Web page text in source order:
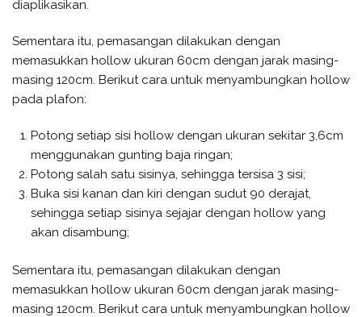
diaplikasikan.
Sementara itu, pemasangan dilakukan dengan
memasukkan hollow ukuran 60cm dengan jarak masing-
masing 120cm. Berikut cara untuk menyambungkan hollow
pada plafon:
Potong setiap sisi hollow dengan ukuran sekitar 3,6cm
menggunakan gunting baja ringan;
Potong salah satu sisinya, sehingga tersisa 3 sisi;
Buka sisi kanan dan kiri dengan sudut 90 derajat,
sehingga setiap sisinya sejajar dengan hollow yang
akan disambung;
Sementara itu, pemasangan dilakukan dengan
memasukkan hollow ukuran 60cm dengan jarak masing-
masing 120cm. Berikut cara untuk menyambungkan hollow